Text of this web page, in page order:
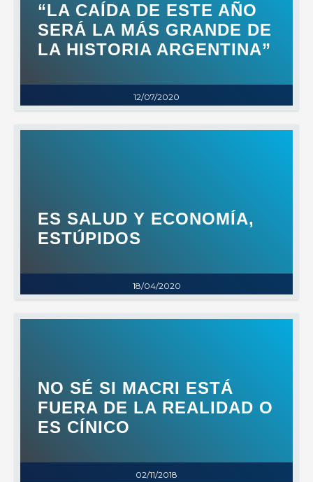
12/07/2020
“LA CAÍDA DE ESTE AÑO
SERÁ LA MÁS GRANDE DE
LA HISTORIA ARGENTINA”
18/04/2020
ES SALUD Y ECONOMÍA,
ESTÚPIDOS
02/11/2018
NO SÉ SI MACRI ESTÁ
FUERA DE LA REALIDAD O
ES CÍNICO